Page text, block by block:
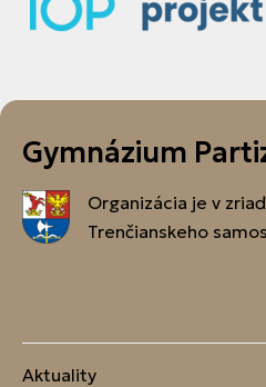
Gymnázium
Organizácia je v
Trenčianskeho
Aktuality